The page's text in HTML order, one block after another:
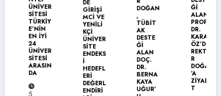
ÜNİVER
SİTESİ
TÜRKİY
E’NİN
EN İYİ
ÜNİVER
SİTESİ
ARASIN
GİRİŞİ
MCİ VE
YENİLİ
ÜNİVER
SİTE
ENDEKS
HEDEFL
DEĞERL
ENDİRİ
DOĞAN
TÜBİT
DESTE
ALAN
DOÇ.
DR.
BERNA
KAYA
UĞUR’
ALAN
PROF.
KARAG
ÖZ’DEN
REKTÖ
DOĞAN
ZİYARE